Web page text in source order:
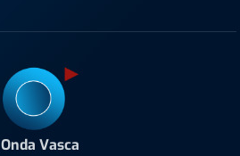
Onda Vasca